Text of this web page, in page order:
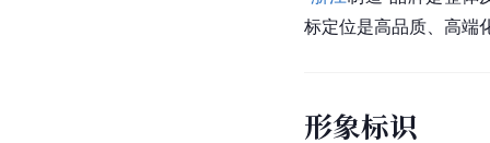
标定位是高品质、高端
形象标识